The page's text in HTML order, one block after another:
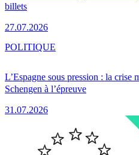
billets
27.07.2026
L’Espagne sous pression : la crise
Schengen à l’épreuve
31.07.2026
POLITIQUE